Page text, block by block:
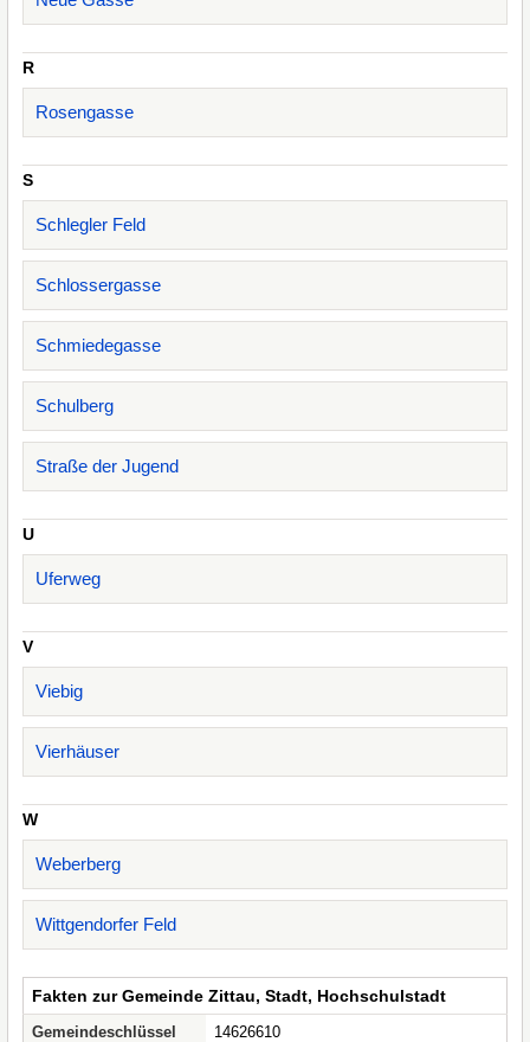
R
Rosengasse
S
Schlegler Feld
Schlossergasse
Schmiedegasse
Schulberg
Straße der Jugend
U
Uferweg
V
Viebig
Vierhäuser
W
Weberberg
Wittgendorfer Feld
Fakten zur Gemeinde Zittau, Stadt, Hochschulstadt
Gemeindeschlüssel
14626610